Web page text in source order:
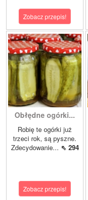
Zobacz przepis!
Obłędne ogórki...
Robię te ogórki już
trzeci rok, są pyszne.
Zdecydowanie... ⇖ 294
Zobacz przepis!